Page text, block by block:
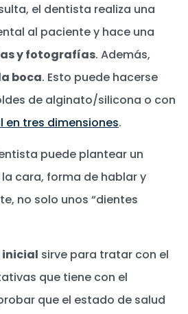
el dentista realiza una
al paciente y hace una
y fotografías. Además,
boca. Esto puede hacerse
de alginato/silicona o con
en tres dimensiones.
puede plantear un
cara, forma de hablar y
no solo unos “dientes
inicial sirve para tratar con el
que tiene con el
que el estado de salud